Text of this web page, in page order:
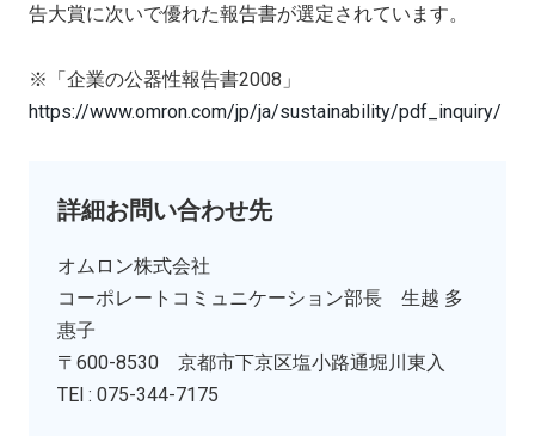
告大賞に次いで優れた報告書が選定されています。
※「企業の公器性報告書2008」
https://www.omron.com/jp/ja/sustainability/pdf_inquiry/
詳細お問い合わせ先
オムロン株式会社
コーポレートコミュニケーション部長 生越 多
惠子
〒600-8530 京都市下京区塩小路通堀川東入
TEl : 075-344-7175